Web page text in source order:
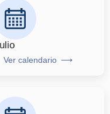
Ver calendario